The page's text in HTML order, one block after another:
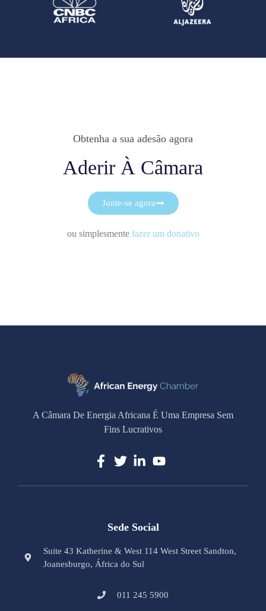
Obtenha a sua adesão agora
Aderir À Câmara
Junte-se agora
ou simplesmente fazer um donativo
A Câmara De Energia Africana É Uma Empresa Sem
Fins Lucrativos
Sede Social
Suite 43 Katherine & West 114 West Street Sandton,
Joanesburgo, África do Sul
011 245 5900